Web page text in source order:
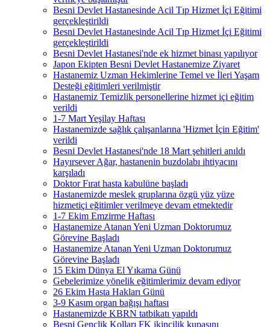
Besni Devlet Hastanesinde Acil Tıp Hizmet İçi Eğitimi
gerçekleştirildi
Besni Devlet Hastanesinde Acil Tıp Hizmet İçi Eğitimi
gerçekleştirildi
Besni Devlet Hastanesi'nde ek hizmet binası yapılıyor
Japon Ekipten Besni Devlet Hastanemize Ziyaret
Hastanemiz Uzman Hekimlerine Temel ve İleri Yaşam
Desteği eğitimleri verilmiştir
Hastanemiz Temizlik personellerine hizmet içi eğitim
verildi
1-7 Mart Yeşilay Haftası
Hastanemizde sağlık çalışanlarına 'Hizmet İçin Eğitim'
verildi
Besni Devlet Hastanesi'nde 18 Mart şehitleri anıldı
Hayırsever Ağar, hastanenin buzdolabı ihtiyacını
karşıladı
Doktor Fırat hasta kabulüne başladı
Hastanemizde meslek gruplarına özgü yüz yüze
hizmetiçi eğitimler verilmeye devam etmektedir
1-7 Ekim Emzirme Haftası
Hastanemize Atanan Yeni Uzman Doktorumuz
Görevine Başladı
Hastanemize Atanan Yeni Uzman Doktorumuz
Görevine Başladı
15 Ekim Dünya El Yıkama Günü
Gebelerimize yönelik eğitimlerimiz devam ediyor
26 Ekim Hasta Hakları Günü
3-9 Kasım organ bağışı haftası
Hastanemizde KBRN tatbikatı yapıldı
Besni Gençlik Kolları FK ikincilik kupasını